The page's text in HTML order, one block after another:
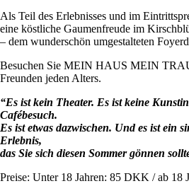
Als Teil des Erlebnisses und im
eine köstliche Gaumenfreude im
– dem wunderschön umgestalteten
Besuchen Sie MEIN HAUS MEIN
Freunden jeden Alters.
“Es ist kein Theater. Es ist keine
Cafébesuch.
Es ist etwas dazwischen. Und es ist ein
Erlebnis,
das Sie sich diesen Sommer gönnen
Preise: Unter 18 Jahren: 85 DKK / ab 18